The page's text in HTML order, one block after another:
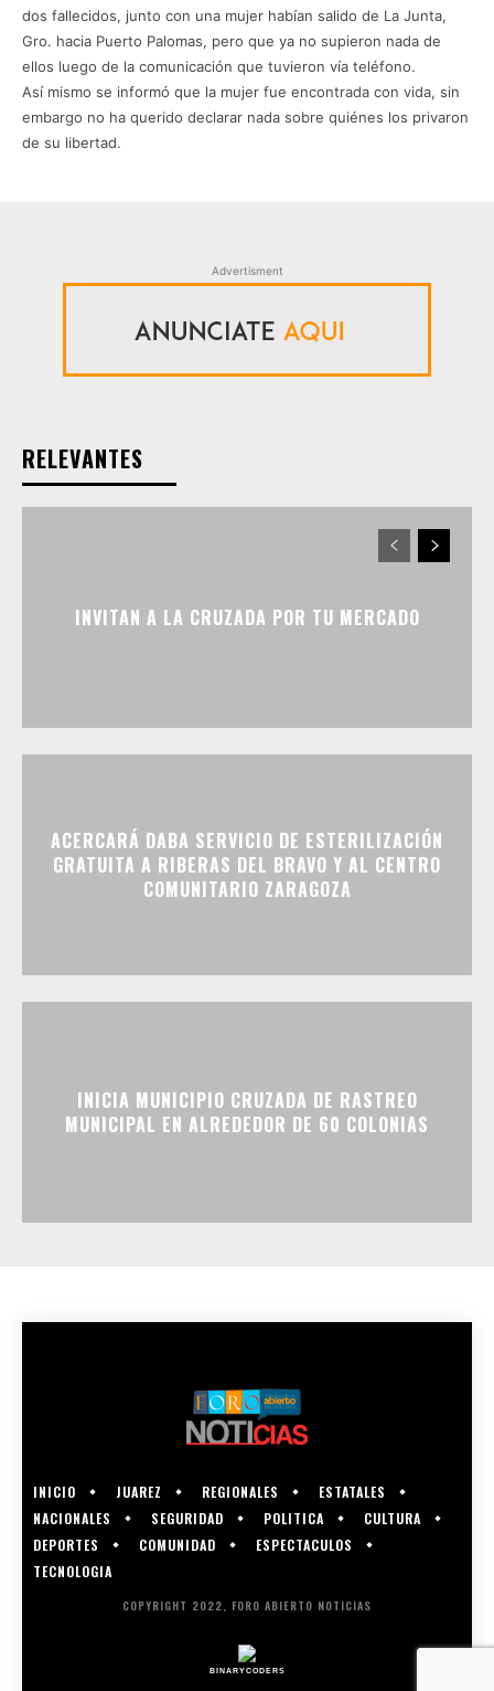
dos fallecidos, junto con una mujer habían salido de La Junta,
Gro. hacia Puerto Palomas, pero que ya no supieron nada de
ellos luego de la comunicación que tuvieron vía teléfono.
Así mismo se informó que la mujer fue encontrada con vida, sin
embargo no ha querido declarar nada sobre quiénes los privaron
de su libertad.
Advertisment
RELEVANTES
INVITAN A LA CRUZADA POR TU MERCADO
ACERCARÁ DABA SERVICIO DE ESTERILIZACIÓN
GRATUITA A RIBERAS DEL BRAVO Y AL CENTRO
COMUNITARIO ZARAGOZA
INICIA MUNICIPIO CRUZADA DE RASTREO
MUNICIPAL EN ALREDEDOR DE 60 COLONIAS
INICIO JUAREZ REGIONALES
ESTATALES
NACIONALES
SEGURIDAD POLITICA
CULTURA
DEPORTES
COMUNIDAD
ESPECTACULOS
TECNOLOGIA
COPYRIGHT 2022, FORO ABIERTO NOTICIAS
BINARYCODERS